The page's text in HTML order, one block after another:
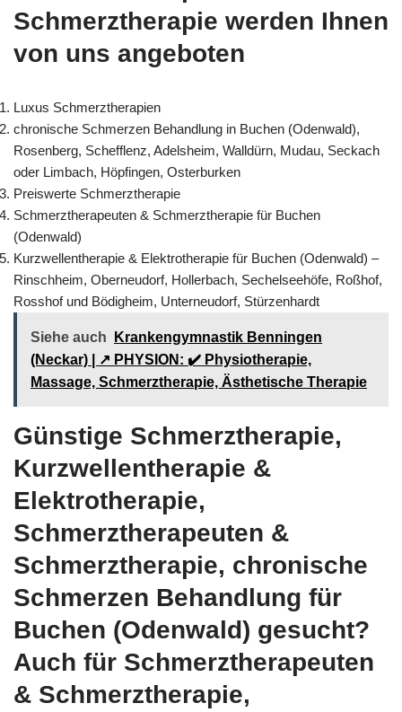
Schmerztherapie werden Ihnen
von uns angeboten
Luxus Schmerztherapien
chronische Schmerzen Behandlung in Buchen (Odenwald),
Rosenberg, Schefflenz, Adelsheim, Walldürn, Mudau, Seckach
oder Limbach, Höpfingen, Osterburken
Preiswerte Schmerztherapie
Schmerztherapeuten & Schmerztherapie für Buchen
(Odenwald)
Kurzwellentherapie & Elektrotherapie für Buchen (Odenwald) –
Rinschheim, Oberneudorf, Hollerbach, Sechelseehöfe, Roßhof,
Rosshof und Bödigheim, Unterneudorf, Stürzenhardt
Siehe auch
Krankengymnastik Benningen
(Neckar) | ↗️ PHYSION: ✔️ Physiotherapie,
Massage, Schmerztherapie, Ästhetische Therapie
Günstige Schmerztherapie,
Kurzwellentherapie &
Elektrotherapie,
Schmerztherapeuten &
Schmerztherapie, chronische
Schmerzen Behandlung für
Buchen (Odenwald) gesucht?
Auch für Schmerztherapeuten
& Schmerztherapie,